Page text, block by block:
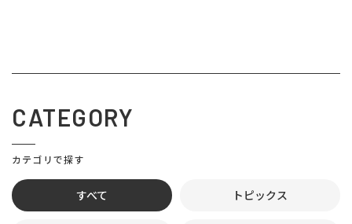
CATEGORY
カテゴリで探す
すべて トピックス